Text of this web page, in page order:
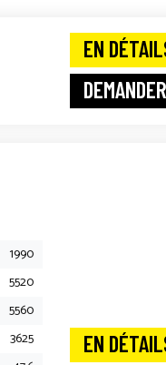
EN
1990
5520
5560
3625
EN